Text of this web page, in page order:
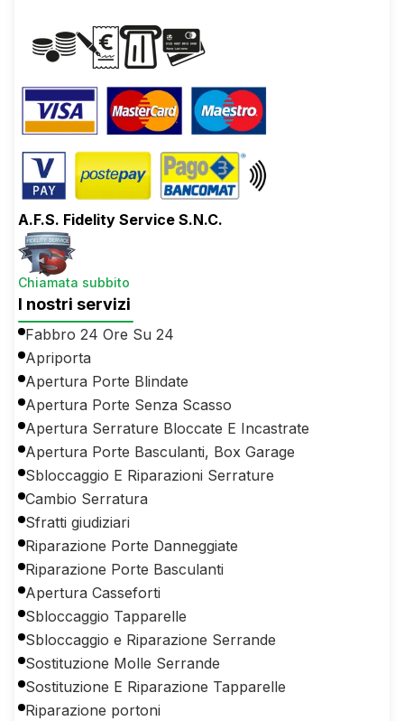
A.F.S. Fidelity Service S.N.C.
Chiamata subbito
I nostri servizi
Fabbro 24 Ore Su 24
Apriporta
Apertura Porte Blindate
Apertura Porte Senza Scasso
Apertura Serrature Bloccate E Incastrate
Apertura Porte Basculanti, Box Garage
Sbloccaggio E Riparazioni Serrature
Cambio Serratura
Sfratti giudiziari
Riparazione Porte Danneggiate
Riparazione Porte Basculanti
Apertura Casseforti
Sbloccaggio Tapparelle
Sbloccaggio e Riparazione Serrande
Sostituzione Molle Serrande
Sostituzione E Riparazione Tapparelle
Riparazione portoni